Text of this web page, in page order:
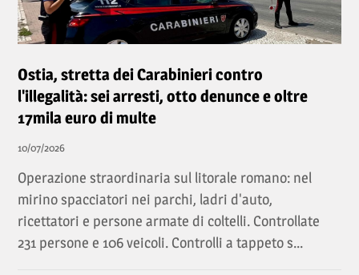
Ostia, stretta dei Carabinieri contro
l'illegalità: sei arresti, otto denunce e oltre
17mila euro di multe
10/07/2026
Operazione straordinaria sul litorale romano: nel
mirino spacciatori nei parchi, ladri d'auto,
ricettatori e persone armate di coltelli. Controllate
231 persone e 106 veicoli. Controlli a tappeto s...